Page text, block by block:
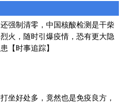
还强制清零，中国核酸检测是干柴
烈火，随时引爆疫情，恐有更大隐
患【时事追踪】
打坐好处多，竟然也是免疫良方，